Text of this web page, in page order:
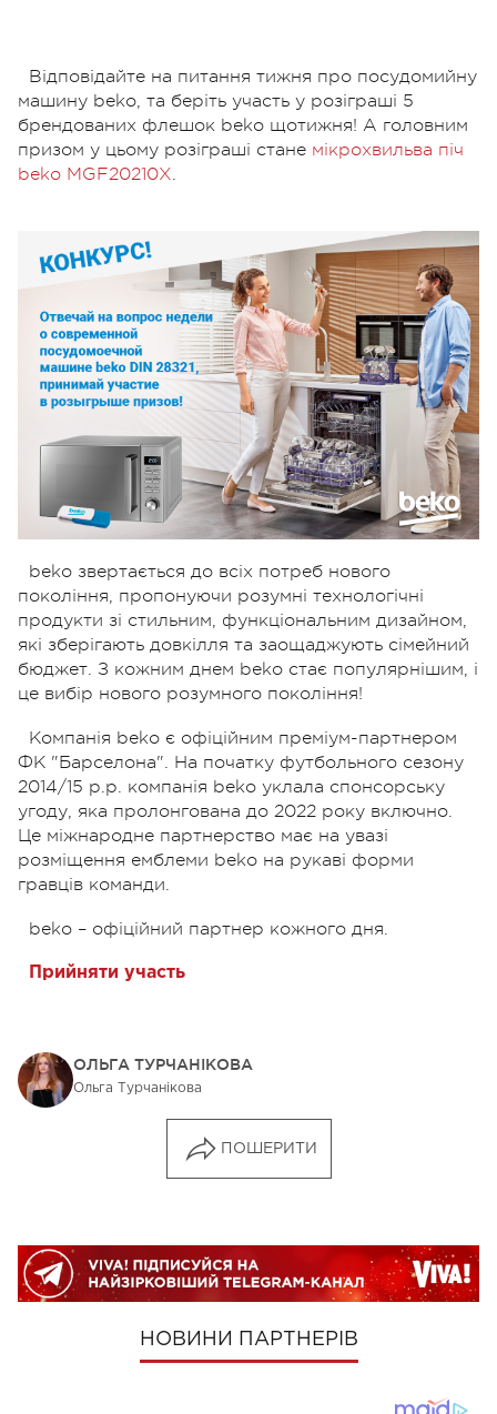
Відповідайте на питання тижня про посудомийну
машину beko, та беріть участь у розіграші 5
брендованих флешок beko щотижня! А головним
призом у цьому розіграші стане мікрохвильва піч
beko MGF20210X.
beko звертається до всіх потреб нового
покоління, пропонуючи розумні технологічні
продукти зі стильним, функціональним дизайном,
які зберігають довкілля та заощаджують сімейний
бюджет. З кожним днем beko стає популярнішим, і
це вибір нового розумного покоління!
Компанія beko є офіційним преміум-партнером
ФК "Барселона". На початку футбольного сезону
2014/15 р.р. компанія beko уклала спонсорську
угоду, яка пролонгована до 2022 року включно.
Це міжнародне партнерство має на увазі
розміщення емблеми beko на рукаві форми
гравців команди.
beko – офіційний партнер кожного дня.
Прийняти участь
ОЛЬГА ТУРЧАНІКОВА
Ольга Турчанікова
ПОШЕРИТИ
НОВИНИ ПАРТНЕРІВ